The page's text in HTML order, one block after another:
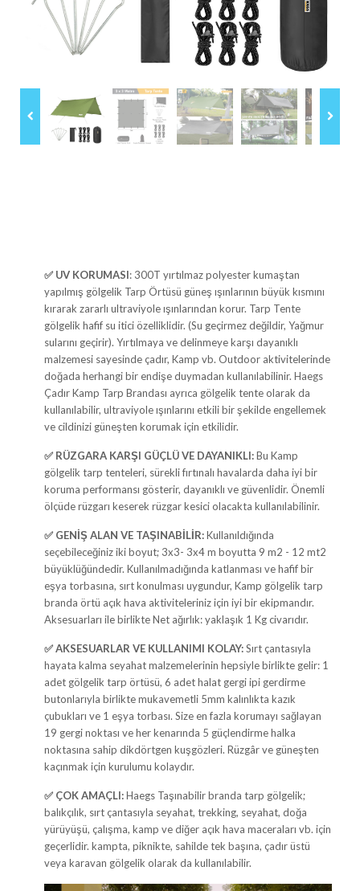
✅ UV KORUMASI: 300T yırtılmaz polyester kumaştan
yapılmış gölgelik Tarp Örtüsü güneş ışınlarının büyük kısmını
kırarak zararlı ultraviyole ışınlarından korur. Tarp Tente
gölgelik hafif su itici özelliklidir. (Su geçirmez değildir, Yağmur
sularını geçirir). Yırtılmaya ve delinmeye karşı dayanıklı
malzemesi sayesinde çadır, Kamp vb. Outdoor aktivitelerinde
doğada herhangi bir endişe duymadan kullanılabilinir. Haegs
Çadır Kamp Tarp Brandası ayrıca gölgelik tente olarak da
kullanılabilir, ultraviyole ışınlarını etkili bir şekilde engellemek
ve cildinizi güneşten korumak için etkilidir.
✅ RÜZGARA KARŞI GÜÇLÜ VE DAYANIKLI:Bu Kamp
gölgelik tarp tenteleri, sürekli fırtınalı havalarda daha iyi bir
koruma performansı gösterir, dayanıklı ve güvenlidir. Önemli
ölçüde rüzgarı keserek rüzgar kesici olacakta kullanılabilinir.
✅ GENİŞ ALAN VE TAŞINABİLİR:Kullanıldığında
seçebileceğiniz iki boyut; 3x3- 3x4 m boyutta 9 m2 - 12 mt2
büyüklüğündedir. Kullanılmadığında katlanması ve hafif bir
eşya torbasına, sırt konulması uygundur, Kamp gölgelik tarp
branda örtü açık hava aktiviteleriniz için iyi bir ekipmandır.
Aksesuarları ile birlikte Net ağırlık: yaklaşık 1 Kg civarıdır.
✅AKSESUARLAR VE KULLANIMI KOLAY:Sırt çantasıyla
hayata kalma seyahat malzemelerinin hepsiyle birlikte gelir: 1
adet gölgelik tarp örtüsü, 6 adet halat gergi ipi gerdirme
butonlarıyla birlikte mukavemetli 5mm kalınlıkta kazık
çubukları ve 1 eşya torbası. Size en fazla korumayı sağlayan
19 gergi noktası ve her kenarında 5 güçlendirme halka
noktasına sahip dikdörtgen kuşgözleri. Rüzgâr ve güneşten
kaçınmak için kurulumu kolaydır.
✅ ÇOK AMAÇLI:Haegs Taşınabilir branda tarp gölgelik;
balıkçılık, sırt çantasıyla seyahat, trekking, seyahat, doğa
yürüyüşü, çalışma, kamp ve diğer açık hava maceraları vb. için
geçerlidir. kampta, piknikte, sahilde tek başına, çadır üstü
veya karavan gölgelik olarak da kullanılabilir.